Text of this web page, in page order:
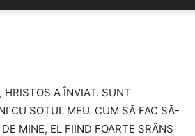
HRISTOS A ÎNVIAT. SUNT
CU SOȚUL MEU. CUM SĂ FAC SĂ-
MINE, EL FIIND FOARTE SRÂNS